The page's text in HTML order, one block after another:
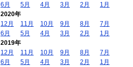
6月
5月 4月 3月 2月
1月
2020年
12月
11月 10月 9月 8月
7月
6月
5月 4月 3月 2月
1月
2019年
12月
11月 10月 9月 8月
7月
6月
5月 4月 3月 2月
1月